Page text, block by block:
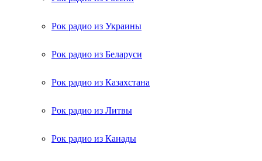
Рок радио из Украины
Рок радио из Беларуси
Рок радио из Казахстана
Рок радио из Литвы
Рок радио из Канады